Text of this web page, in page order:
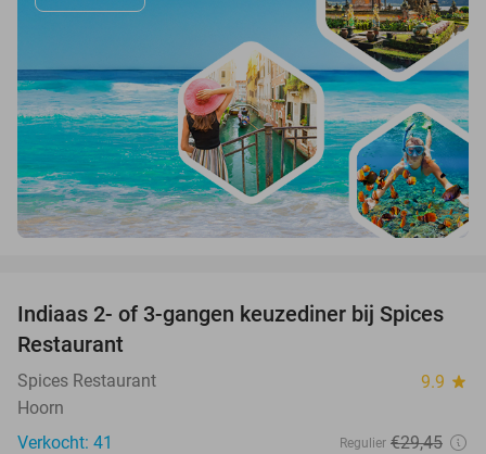
27%
Indiaas 2- of 3-gangen keuzediner bij Spices
Restaurant
Spices Restaurant 9.9 star
Hoorn
Verkocht: 41
Regulier €29,45